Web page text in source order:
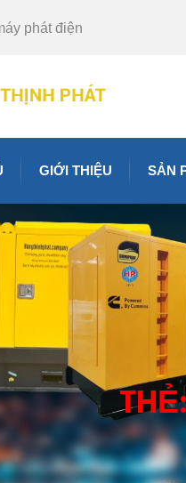
phát điện
GIỚI THIỆU SẢN